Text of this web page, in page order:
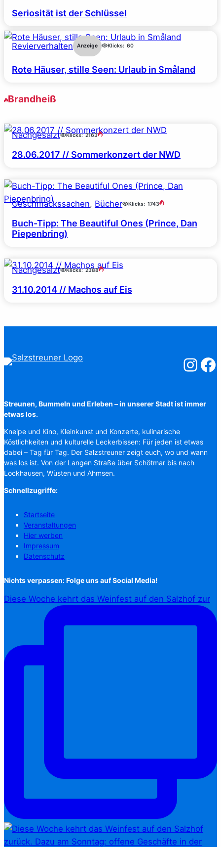
Seriosität ist der Schlüssel
Revierverhalten Anzeige Klicks: 60
Rote Häuser, stille Seen: Urlaub in Småland
Brandheiß
Nachgesalzt Klicks: 2163
28.06.2017 // Sommerkonzert der NWD
Geschmackssachen, Bücher Klicks: 1743
Buch-Tipp: The Beautiful Ones (Prince, Dan
Piepenbring)
Nachgesalzt Klicks: 2388
31.10.2014 // Machos auf Eis
Streunen, Bummeln und Erleben – in unserer Stadt ist immer
etwas los.
Kneipe und Kino, Kleinkunst und Konzerte, kulinarische
Köstlichkeiten und kulturelle Leckerbissen: Für jeden ist etwas
dabei – Tag für Tag. Der Salzstreuner zeigt euch, wo und wann
was los ist. Von der Langen Straße über Schötmar bis nach
Lockhausen, Wüsten und Ahmsen.
Schnellzugriffe:
Startseite
Veranstaltungen
Hier werben
Impressum
Datenschutz
Nichts verpassen: Folge uns auf Social Media!
Diese Woche kehrt das Weinfest auf den Salzhof zur